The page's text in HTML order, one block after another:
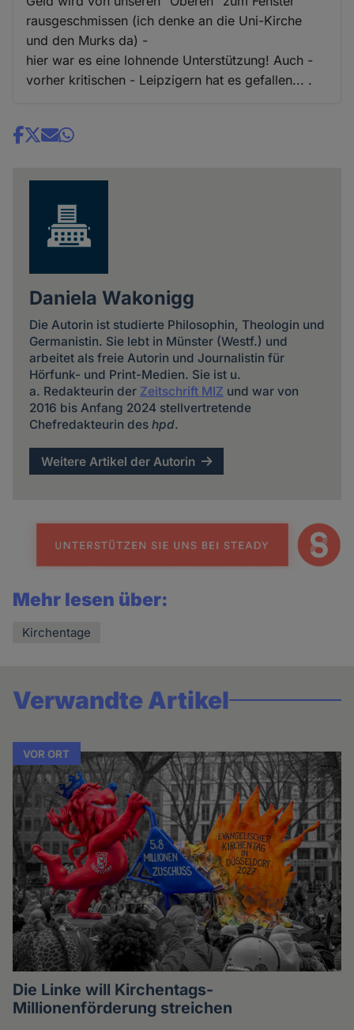
rausgeschmissen (ich denke an die Uni-Kirche
und den Murks da) -
hier war es eine lohnende Unterstützung! Auch -
vorher kritischen - Leipzigern hat es gefallen... .
Share
Daniela Wakonigg
Die Autorin ist studierte Philosophin, Theologin und
Germanistin. Sie lebt in Münster (Westf.) und
arbeitet als freie Autorin und Journalistin für
Hörfunk- und Print-Medien. Sie ist u.
a. Redakteurin der Zeitschrift MIZ und war von
2016 bis Anfang 2024 stellvertretende
Chefredakteurin des hpd.
Weitere Artikel der Autorin
Mehr lesen über:
Kirchentage
Verwandte Artikel
VOR ORT
Die Linke will Kirchentags-
Millionenförderung streichen